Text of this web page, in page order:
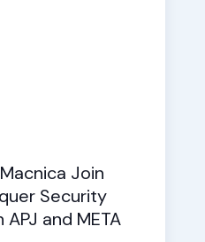
Join
Security
and META